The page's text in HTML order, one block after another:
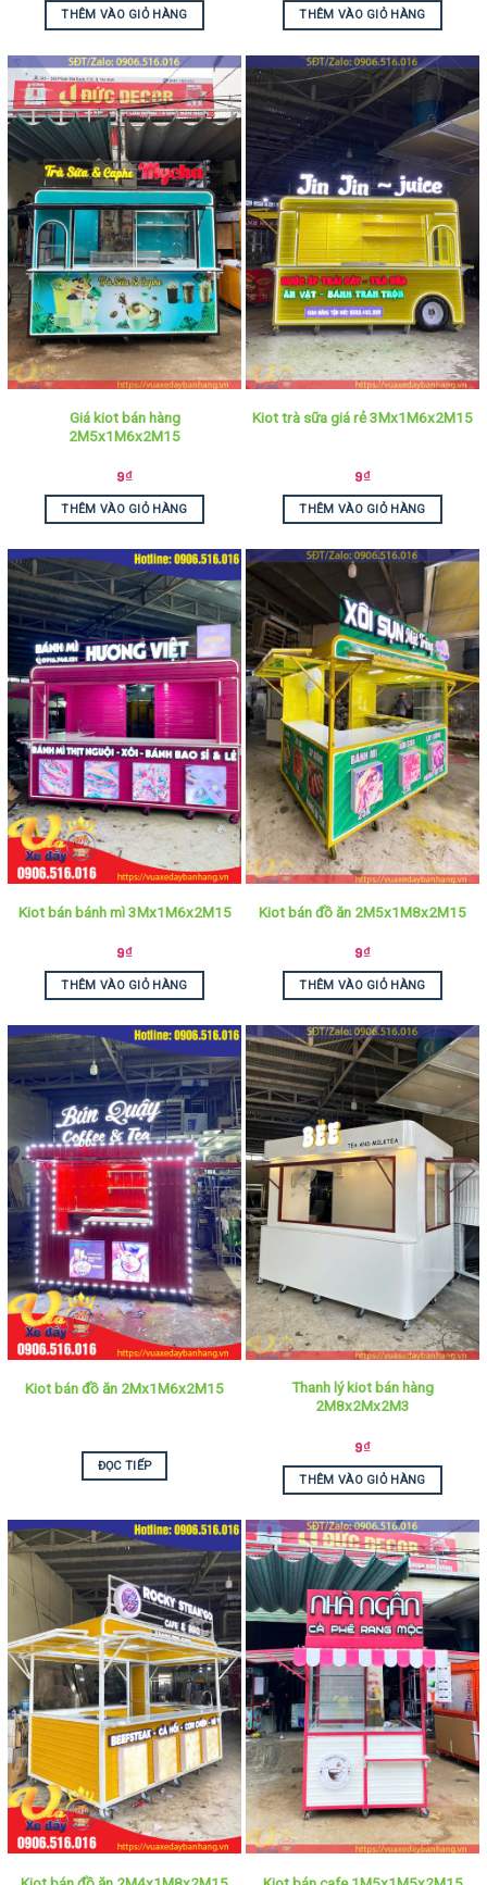
THÊM VÀO GIỎ HÀNG THÊM VÀO GIỎ HÀNG
Giá kiot bán hàng
2M5x1M6x2M15
9₫
THÊM VÀO GIỎ HÀNG
Kiot trà sữa giá rẻ 3Mx1M6x2M15
9₫
THÊM VÀO GIỎ HÀNG
Kiot bán bánh mì 3Mx1M6x2M15
9₫
THÊM VÀO GIỎ HÀNG
Kiot bán đồ ăn 2M5x1M8x2M15
9₫
THÊM VÀO GIỎ HÀNG
Kiot bán đồ ăn 2Mx1M6x2M15
ĐỌC TIẾP
Thanh lý kiot bán hàng
2M8x2Mx2M3
9₫
THÊM VÀO GIỎ HÀNG